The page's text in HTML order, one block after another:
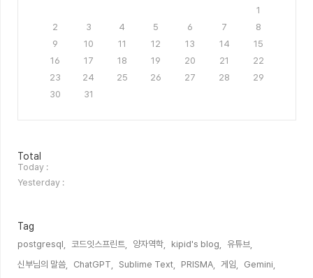
1
2
3 4 5 6 7
8
9
10 11 12 13 14
15
16
17 18 19 20 21
22
23
24 25 26 27 28
29
30
31
방
문
자
수
Total
Today :
Yesterday :
Tag
postgresql, 코드잇스프린트, 양자역학, kipid's blog,
유튜브,
신부님의 말씀,
ChatGPT, Sublime Text, PRISMA, 게임,
Gemini,